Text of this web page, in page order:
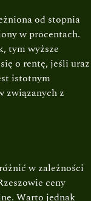
od stopnia
w procentach.
tym wyższe
o rentę, jeśli uraz
istotnym
związanych z
w zależności
ceny
Warto jednak